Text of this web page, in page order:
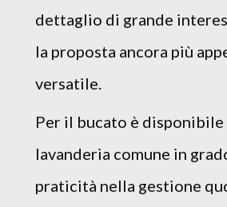
dettaglio di grande
la proposta ancora più
versatile.
Per il bucato è disponibile
lavanderia comune in
praticità nella gestione